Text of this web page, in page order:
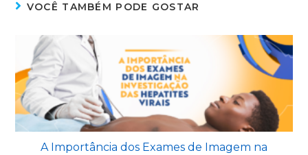
VOCÊ TAMBÉM PODE GOSTAR
A Importância dos Exames de Imagem na